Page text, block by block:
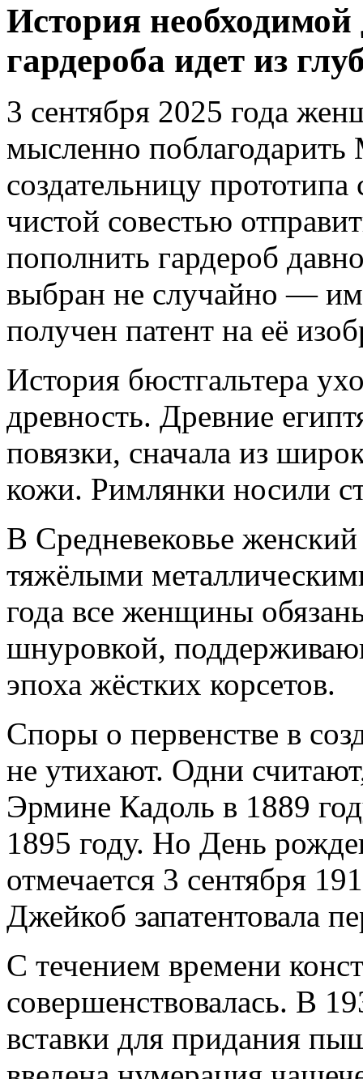
История необходимой
гардероба идет из
3 сентября 2025 года
мысленно
создательницу
чистой совестью
пополнить гардероб
выбран не случайно —
получен патент на её
История бюстгальтера
древность. Древние
повязки, сначала из
кожи. Римлянки носили
В Средневековье
тяжёлыми
года все женщины
шнуровкой,
эпоха жёстких корсетов.
Споры о первенстве в
не утихают. Одни
Эрмине Кадоль в 1889
1895 году. Но День
отмечается 3 сентября
Джейкоб запатентовала
С течением времени
совершенствовалась. В
вставки для придания